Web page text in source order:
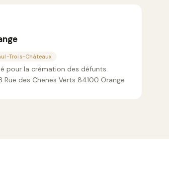
Trois-Châteaux
pour la crémation des défunts.
Rue des Chenes Verts 84100 Orange